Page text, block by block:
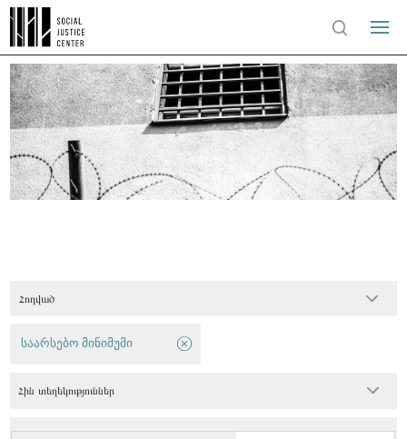
Հոդված
საარსებო მინიმუმი
Հին տեղեկություններ